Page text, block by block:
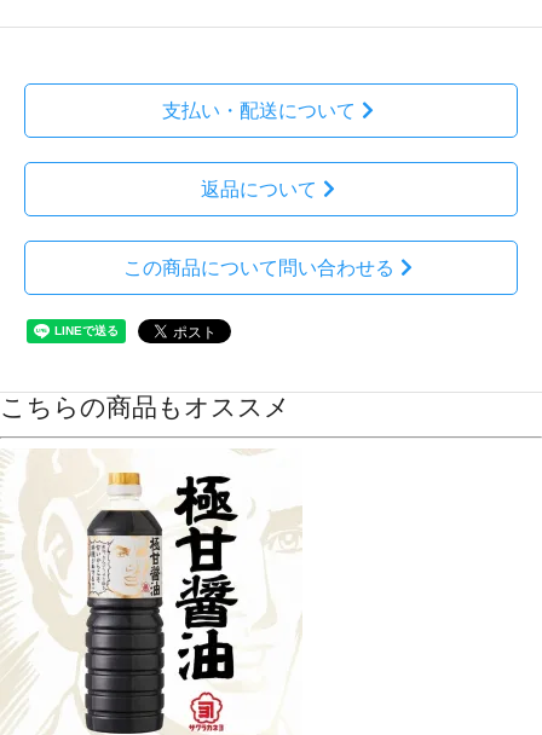
支払い・配送について
返品について
この商品について問い合わせる
こちらの商品もオススメ